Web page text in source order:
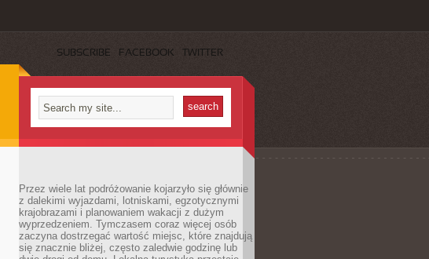
SUBSCRIBE FACEBOOK TWITTER
Przez wiele lat podróżowanie kojarzyło się głównie
z dalekimi wyjazdami, lotniskami, egzotycznymi
krajobrazami i planowaniem wakacji z dużym
wyprzedzeniem. Tymczasem coraz więcej osób
zaczyna dostrzegać wartość miejsc, które znajdują
się znacznie bliżej, często zaledwie godzinę lub